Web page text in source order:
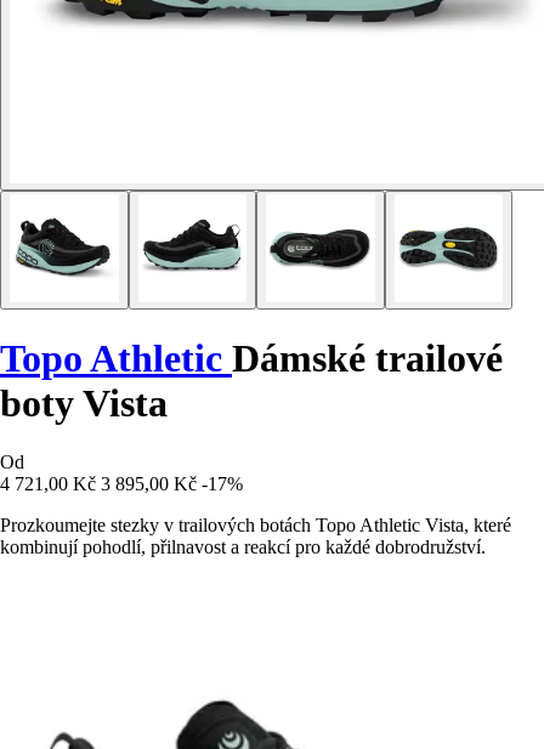
Topo Athletic Dámské trailové
boty Vista
Od
4 721,00 Kč 3 895,00 Kč -17%
Prozkoumejte stezky v trailových botách Topo Athletic Vista, které
kombinují pohodlí, přilnavost a reakcí pro každé dobrodružství.